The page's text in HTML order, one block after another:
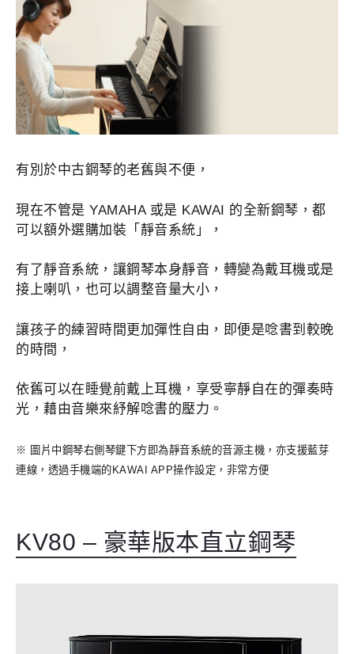
有別於中古鋼琴的老舊與不便，
現在不管是 YAMAHA 或是 KAWAI 的全新鋼琴，都
可以額外選購加裝「靜音系統」，
有了靜音系統，讓鋼琴本身靜音，轉變為戴耳機或是
接上喇叭，也可以調整音量大小，
讓孩子的練習時間更加彈性自由，即便是唸書到較晚
的時間，
依舊可以在睡覺前戴上耳機，享受寧靜自在的彈奏時
光，藉由音樂來紓解唸書的壓力。
※ 圖片中鋼琴右側琴鍵下方即為靜音系統的音源主機，亦支援藍芽
連線，透過手機端的KAWAI APP操作設定，非常方便
KV80 – 豪華版本直立鋼琴